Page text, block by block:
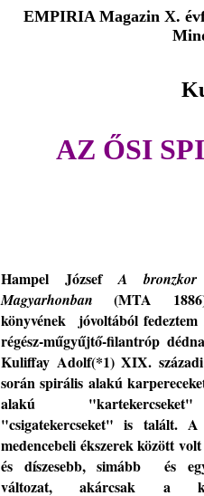
EMPIRIA Magazin X.
AZ ŐSI
Hampel József
A bronzkor
Magyarhonban (MTA
könyvének jóvoltábólfedeztem
régész-műgyűjtő-filantróp
Kuliffay Adolf(*1) XIX.
során spirális alakú kar
alakú
"csigatekercseket" is talált. A
medencebeli ékszerek között volt
és díszesebb,simább és
változat, akárcsak a